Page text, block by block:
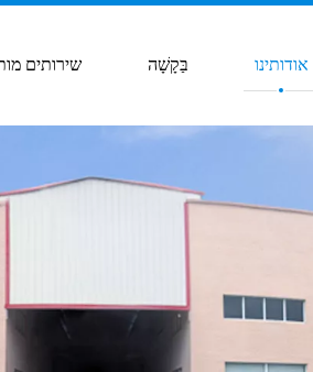
שירותים בַּקָשָׁה אודותינו